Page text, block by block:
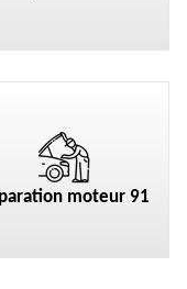
moteur 91